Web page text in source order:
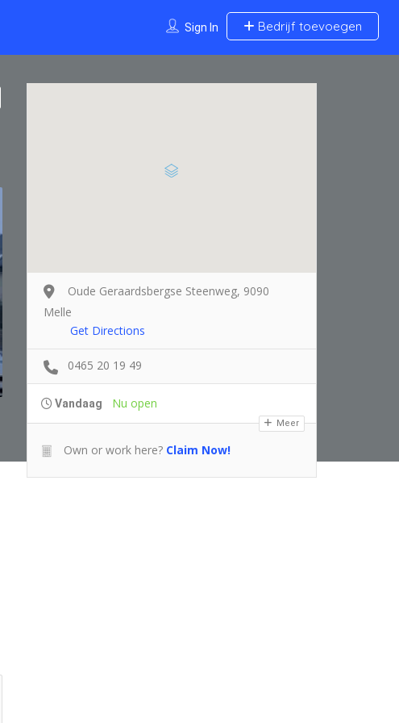
Sign In Bedrijf toevoegen
Oude Geraardsbergse Steenweg, 9090
Melle
Get Directions
0465 20 19 49
Vandaag Nu open
Meer
Own or work here? Claim Now!